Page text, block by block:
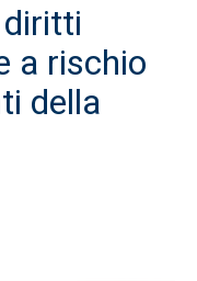
a rischio
della